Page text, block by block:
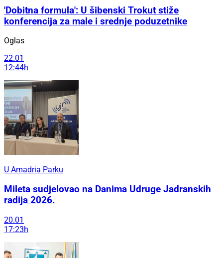
'Dobitna formula': U šibenski Trokut stiže
konferencija za male i srednje poduzetnike
Oglas
22.01
12:44h
U Amadria Parku
Mileta sudjelovao na Danima Udruge Jadranskih
radija 2026.
20.01
17:23h